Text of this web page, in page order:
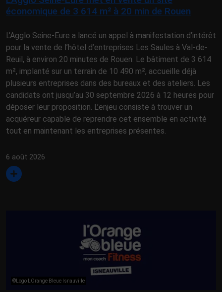
économique de 3 614 m² à 20 min de Rouen
L’Agglo Seine-Eure a lancé un appel à manifestation d’intérêt
pour la vente de l’hôtel d’entreprises Les Saules à Val-de-
Reuil, à environ 20 minutes de Rouen. Le bâtiment de 3 614
m², implanté sur un terrain de 10 490 m², accueille déjà
plusieurs entreprises dans des bureaux et des ateliers. Les
candidats ont jusqu’au 30 septembre 2026 à 12 heures pour
déposer leur proposition. L’enjeu consiste à trouver un
acquéreur capable de reprendre cet ensemble en activité
tout en maintenant les entreprises présentes.
6 août 2026
©Logo L'Orange Bleue Isnauville